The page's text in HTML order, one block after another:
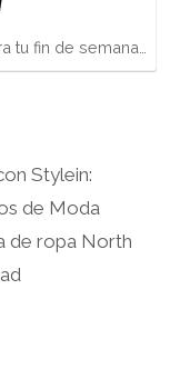
tu fin de semana…
Stylein:
de Moda
de ropa North